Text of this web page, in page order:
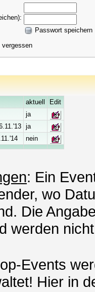
Passwort speichern
vergessen
aktuell
Edit
ja
ja
nein
: Ein
wo
Die
werden
Events
Hier in